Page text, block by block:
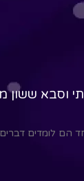
וסבא
הם לומדים